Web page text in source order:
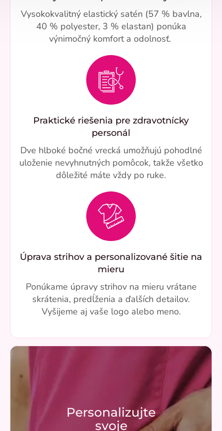
Vysokokvalitný elastický satén (57 % bavlna,
40 % polyester, 3 % elastan) ponúka
výnimočný komfort a odolnosť.
Praktické riešenia pre zdravotnícky
personál
Dve hlboké bočné vrecká umožňujú pohodlné
uloženie nevyhnutných pomôcok, takže všetko
dôležité máte vždy po ruke.
Úprava strihov a personalizované šitie na
mieru
Ponúkame úpravy strihov na mieru vrátane
skrátenia, predĺženia a ďalších detailov.
Vyšijeme aj vaše logo alebo meno.
Personalizujte
svoje